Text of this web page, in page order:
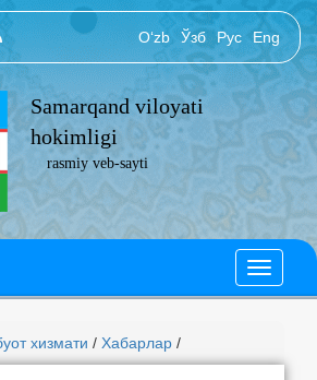
O‘zb Ўзб Рус Eng
Samarqand viloyati
hokimligi
rasmiy veb-sayti
хизмати / Хабарлар /